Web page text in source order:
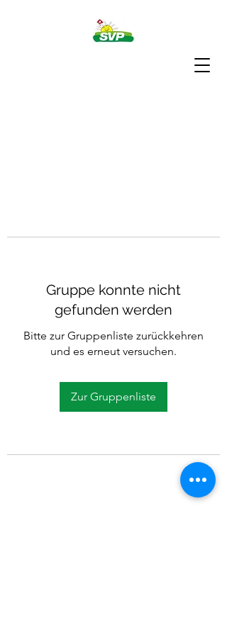
Gruppe konnte nicht
gefunden werden
Bitte zur Gruppenliste zurückkehren
und es erneut versuchen.
Zur Gruppenliste